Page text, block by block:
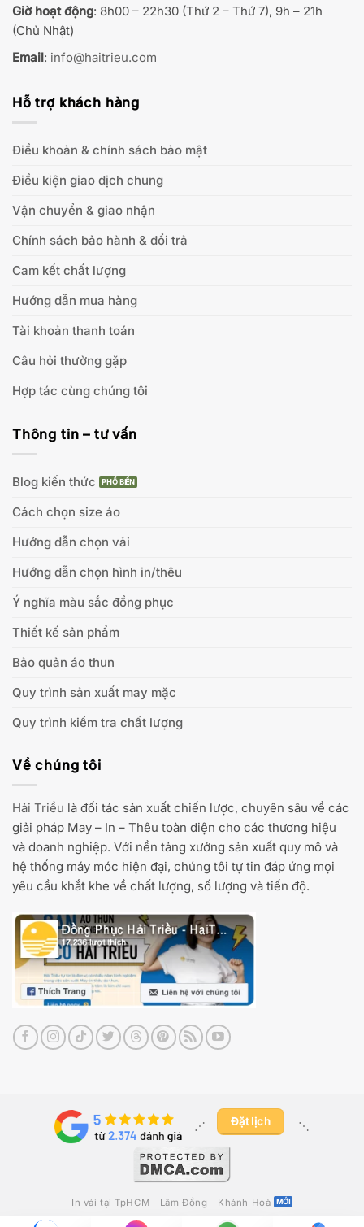
Giờ hoạt động: 8h00 – 22h30 (Thứ 2 – Thứ 7), 9h – 21h
(Chủ Nhật)
Email: info@haitrieu.com
Hỗ trợ khách hàng
Điều khoản & chính sách bảo mật
Điều kiện giao dịch chung
Vận chuyển & giao nhận
Chính sách bảo hành & đổi trả
Cam kết chất lượng
Hướng dẫn mua hàng
Tài khoản thanh toán
Câu hỏi thường gặp
Hợp tác cùng chúng tôi
Thông tin – tư vấn
Blog kiến thức
Cách chọn size áo
Hướng dẫn chọn vải
Hướng dẫn chọn hình in/thêu
Ý nghĩa màu sắc đồng phục
Thiết kế sản phẩm
Bảo quản áo thun
Quy trình sản xuất may mặc
Quy trình kiểm tra chất lượng
Về chúng tôi
Hải Triều là đối tác sản xuất chiến lược, chuyên sâu về các
giải pháp May – In – Thêu toàn diện cho các thương hiệu
và doanh nghiệp. Với nền tảng xưởng sản xuất quy mô và
hệ thống máy móc hiện đại, chúng tôi tự tin đáp ứng mọi
yêu cầu khắt khe về chất lượng, số lượng và tiến độ.
⋰ ​ Đặt lịch ⋱
In vải tại TpHCM Lâm Đồng Khánh Hoà